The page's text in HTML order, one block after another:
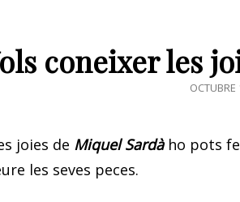
coneixer les
POSTED
OCTUBRE
joies de Miquel Sardàho pots
les seves peces.